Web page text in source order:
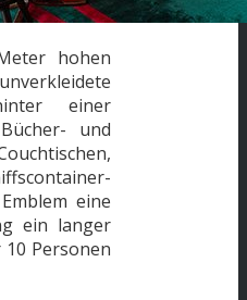
hohen
einer
und
eine
ein langer
Personen